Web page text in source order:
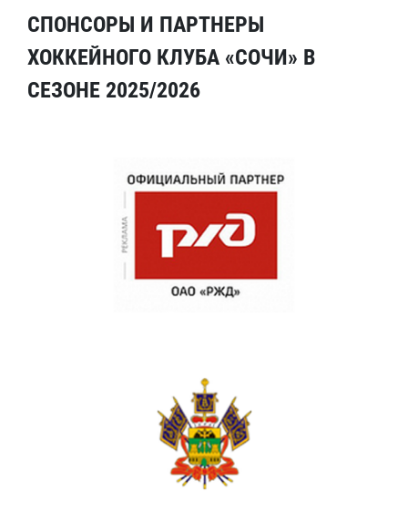
СПОНСОРЫ И ПАРТНЕРЫ
ХОККЕЙНОГО КЛУБА «СОЧИ» В
СЕЗОНЕ 2025/2026